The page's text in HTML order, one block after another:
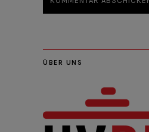
ÜBER UNS